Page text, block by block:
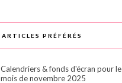
ARTICLES PRÉFÉRÉS
Calendriers & fonds d'écran pour le
mois de novembre 2025